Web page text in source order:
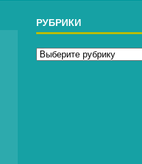
РУБРИКИ